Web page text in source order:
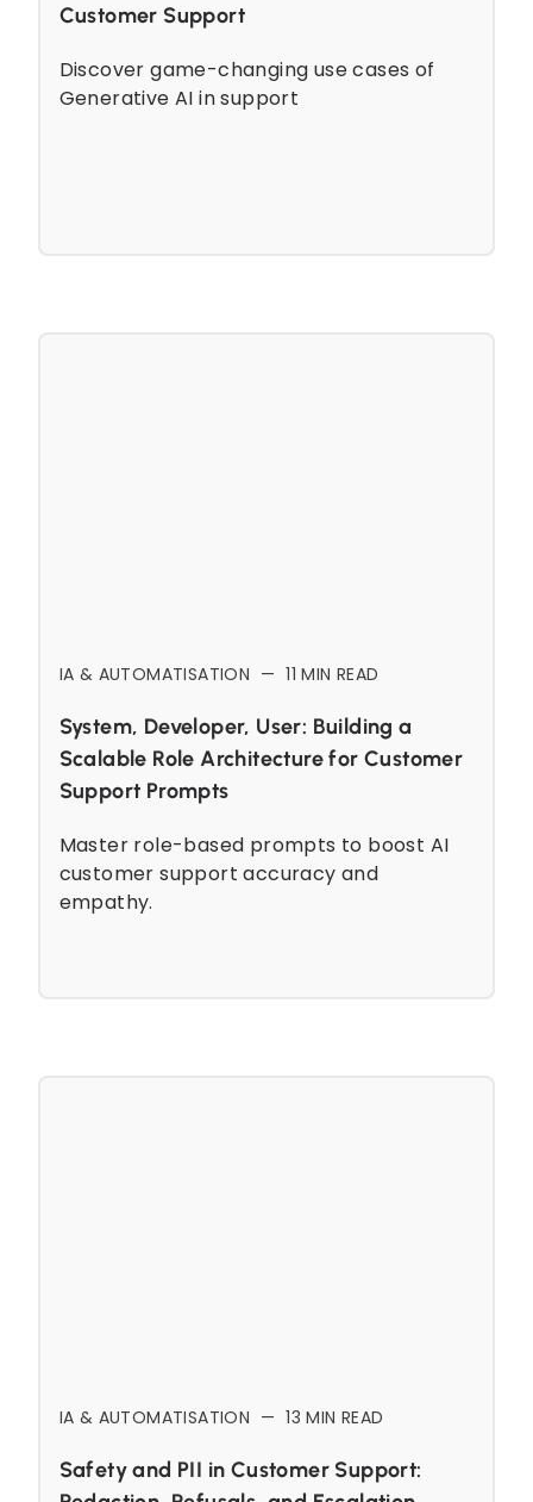
Customer Support
Discover game-changing use cases of
Generative AI in support
IA & AUTOMATISATION —11 MIN READ
System, Developer, User: Building a
Scalable Role Architecture for Customer
Support Prompts
Master role-based prompts to boost AI
customer support accuracy and
empathy.
IA & AUTOMATISATION —13 MIN READ
Safety and PII in Customer Support: